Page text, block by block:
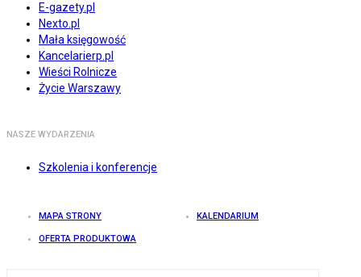
E-gazety.pl
Nexto.pl
Mała księgowość
Kancelarierp.pl
Wieści Rolnicze
Życie Warszawy
NASZE WYDARZENIA
Szkolenia i konferencje
MAPA STRONY KALENDARIUM
OFERTA PRODUKTOWA